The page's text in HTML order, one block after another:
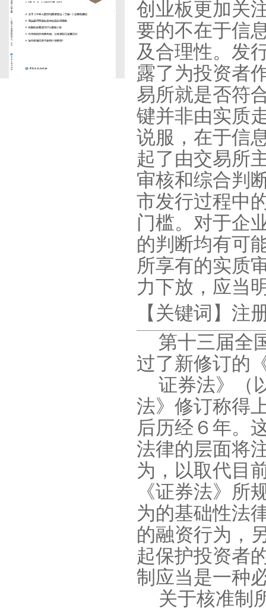
创业板更加关
要的不在于信
及合理性。发
露了为投资者
易所就是否符
键并非由实质
说服，在于信
起了由交易所
审核和综合判
市发行过程中
门槛。对于企
的判断均有可
所享有的实质
力下放，应当
【关键词】注
第十三届全
过了新修订的
证券法》（
法》修订称得
后历经６年。
法律的层面将
为，以取代目
《证券法》所
为的基础性法
的融资行为，
起保护投资者
制应当是一种
关于核准制